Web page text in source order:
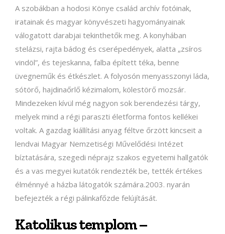
A szobákban a hodosi Könye család archív fotóinak,
iratainak és magyar könyvészeti hagyományainak
válogatott darabjai tekinthetők meg. A konyhában
stelázsi, rajta bádog és cserépedények, alatta „zsíros
vindöl”, és tejeskanna, falba épített téka, benne
üvegneműk és étkészlet. A folyosón menyasszonyi láda,
sótörő, hajdinaőrlő kézimalom, kölestörő mozsár.
Mindezeken kívül még nagyon sok berendezési tárgy,
melyek mind a régi paraszti életforma fontos kellékei
voltak. A gazdag kiállítási anyag féltve őrzött kincseit a
lendvai Magyar Nemzetiségi Művelődési Intézet
bíztatására, szegedi néprajz szakos egyetemi hallgatók
és a vas megyei kutatók rendezték be, tették értékes
élménnyé a házba látogatók számára.2003. nyarán
befejezték a régi pálinkafőzde felújítását.
Katolikus templom –